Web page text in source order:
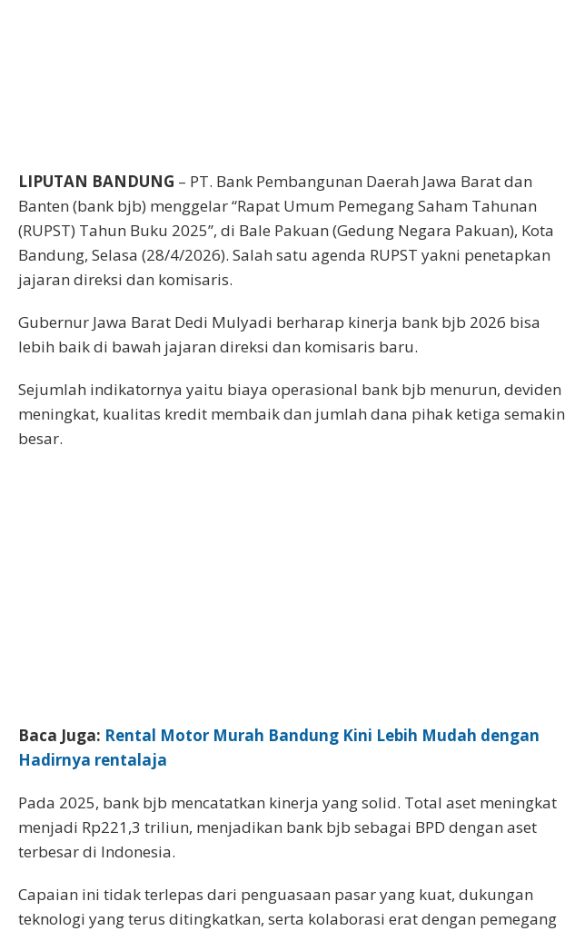
LIPUTAN BANDUNG – PT. Bank Pembangunan Daerah Jawa Barat dan
Banten (bank bjb) menggelar “Rapat Umum Pemegang Saham Tahunan
(RUPST) Tahun Buku 2025”, di Bale Pakuan (Gedung Negara Pakuan), Kota
Bandung, Selasa (28/4/2026). Salah satu agenda RUPST yakni penetapkan
jajaran direksi dan komisaris.
Gubernur Jawa Barat Dedi Mulyadi berharap kinerja bank bjb 2026 bisa
lebih baik di bawah jajaran direksi dan komisaris baru.
Sejumlah indikatornya yaitu biaya operasional bank bjb menurun, deviden
meningkat, kualitas kredit membaik dan jumlah dana pihak ketiga semakin
besar.
Baca Juga: Rental Motor Murah Bandung Kini Lebih Mudah dengan
Hadirnya rentalaja
Pada 2025, bank bjb mencatatkan kinerja yang solid. Total aset meningkat
menjadi Rp221,3 triliun, menjadikan bank bjb sebagai BPD dengan aset
terbesar di Indonesia.
Capaian ini tidak terlepas dari penguasaan pasar yang kuat, dukungan
teknologi yang terus ditingkatkan, serta kolaborasi erat dengan pemegang